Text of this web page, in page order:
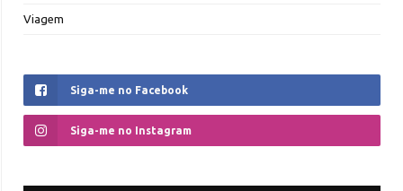
Viagem
Siga-me no Facebook
Siga-me no Instagram